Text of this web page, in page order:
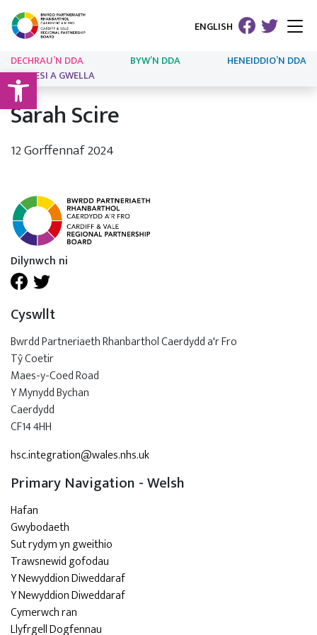
Open toolbar
ENGLISH
DECHRAU’N DDA BYW’N DDA
HENEIDDIO’N DDA
ARLOESI A GWELLA
Sarah Scire
12 Gorffennaf 2024
Dilynwch ni
Cyswllt
Bwrdd Partneriaeth Rhanbarthol Caerdydd a'r Fro
Tŷ Coetir
Maes-y-Coed Road
Y Mynydd Bychan
Caerdydd
CF14 4HH
hsc.integration@wales.nhs.uk
Primary Navigation - Welsh
Hafan
Gwybodaeth
Sut rydym yn gweithio
Trawsnewid gofodau
Y Newyddion Diweddaraf
Y Newyddion Diweddaraf
Cymerwch ran
Llyfrgell Dogfennau